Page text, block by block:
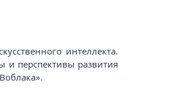
интеллекта.
и перспективы развития